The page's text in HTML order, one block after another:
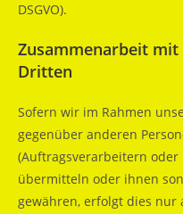
DSGVO).
Zusammenarbeit
Dritten
Sofern wir im Rahmen
gegenüber anderen
(Auftragsverarbeitern
übermitteln oder ihnen
gewähren, erfolgt dies nur